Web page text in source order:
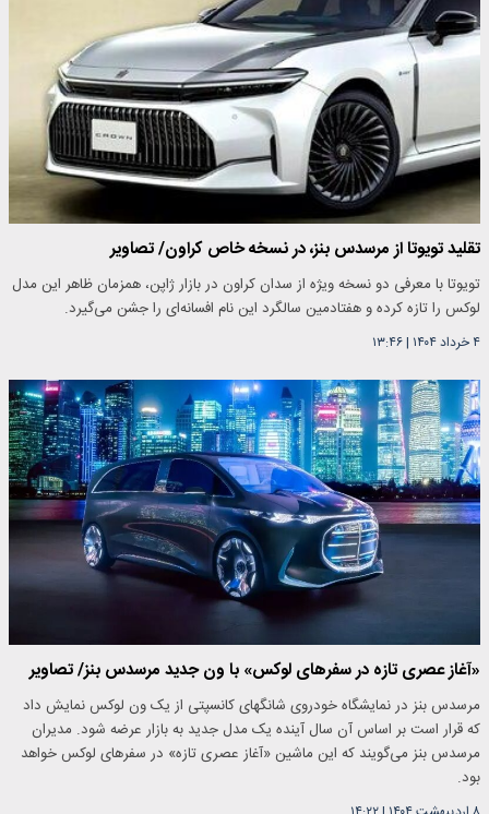
تقلید تویوتا از مرسدس بنز، در نسخه خاص کراون/ تصاویر
تویوتا با معرفی دو نسخه ویژه از سدان کراون در بازار ژاپن، همزمان ظاهر این مدل
لوکس را تازه کرده و هفتادمین سالگرد این نام افسانه‌ای را جشن می‌گیرد.
۴ خرداد ۱۴۰۴ |۱۳:۴۶
«آغاز عصری تازه در سفرهای لوکس» با ون جدید مرسدس بنز/ تصاویر
مرسدس‌ بنز در نمایشگاه خودروی شانگهای کانسپتی از یک ون لوکس نمایش داد
که قرار است بر اساس آن سال آینده یک مدل جدید به بازار عرضه شود. مدیران
مرسدس بنز می‌گویند که این ماشین «آغاز عصری تازه» در سفرهای لوکس خواهد
بود.